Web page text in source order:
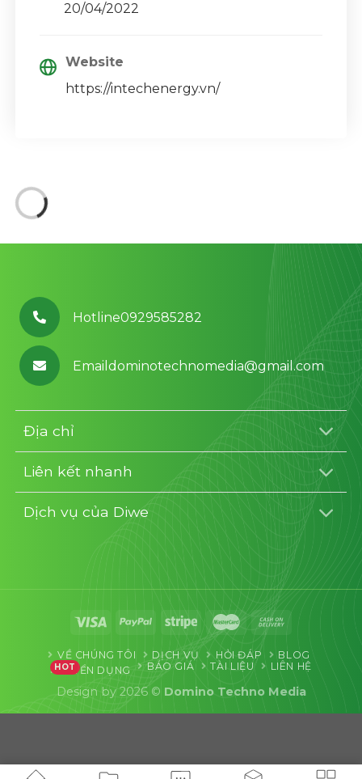
20/04/2022
Website
https://intechenergy.vn/
Hotline0929585282
Emaildominotechnomedia@gmail.com
Địa chỉ
Liên kết nhanh
Dịch vụ của Diwe
VỀ CHÚNG TÔI DỊCH VỤ HỎI ĐÁP
BLOG
TUYỂN DỤNG
HOT BÁO GIÁ TÀI LIỆU LIÊN HỆ
Design by 2026 © Domino Techno Media